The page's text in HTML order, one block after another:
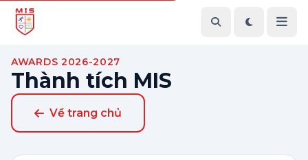
AWARDS 2026-2027
Thành tích MIS
Về trang chủ